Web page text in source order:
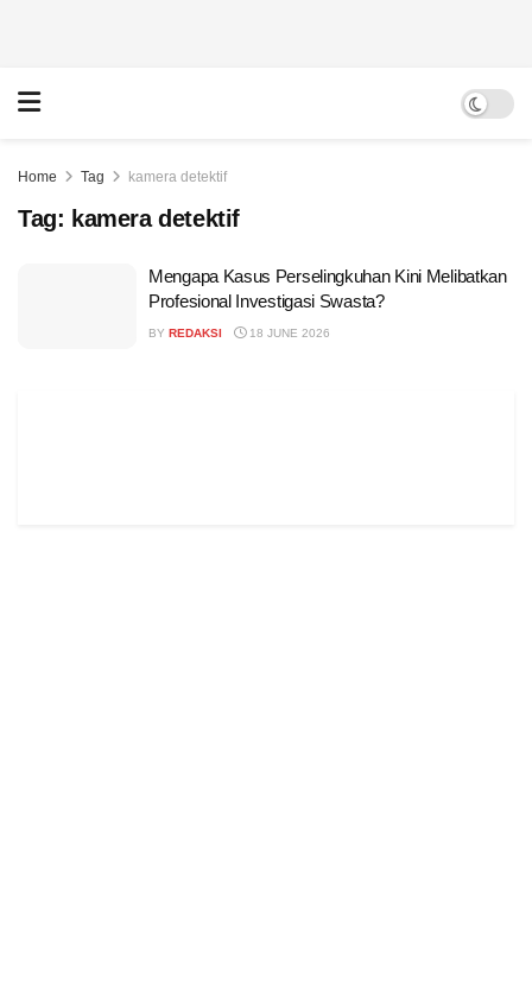
Home Tag kamera detektif
Tag: kamera detektif
Mengapa Kasus Perselingkuhan Kini Melibatkan
Profesional Investigasi Swasta?
BY REDAKSI 18 JUNE 2026